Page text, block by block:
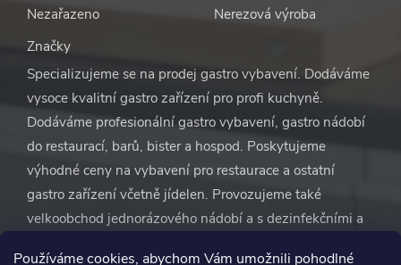
Používáme cookies, abychom Vám umožnili pohodlné
Nezařazeno
Nerezová výroba
Značky
Specializujeme se na prodej gastro vybavení. Dodáváme
vysoce kvalitní gastro zařízení pro profi kuchyně.
Dodáváme profesionální gastro vybavení, gastro nádobí
do restaurací, barů, bister a hospod. Poskytujeme
výhodné ceny na vybavení pro restaurace a ostatní
gastro zařízení včetně jídelen. Provozujeme také
velkoobchod jednorázového nádobí a s dezinfekčními a